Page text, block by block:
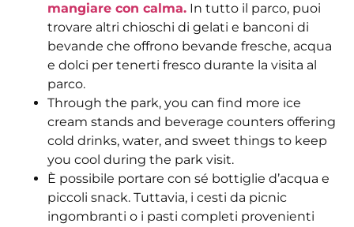
mangiare con calma. In tutto il parco, puoi
trovare altri chioschi di gelati e banconi di
bevande che offrono bevande fresche, acqua
e dolci per tenerti fresco durante la visita al
parco.
Through the park, you can find more ice
cream stands and beverage counters offering
cold drinks, water, and sweet things to keep
you cool during the park visit.
È possibile portare con sé bottiglie d’acqua e
piccoli snack. Tuttavia, i cesti da picnic
ingombranti o i pasti completi provenienti